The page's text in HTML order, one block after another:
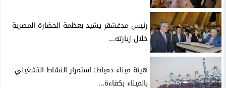
رئيس مدغشقر يشيد بعظمة الحضارة المصرية
خلال زيارته...
هيئة ميناء دمياط: استمرار النشاط التشغيلي
بالميناء بكفاءة...